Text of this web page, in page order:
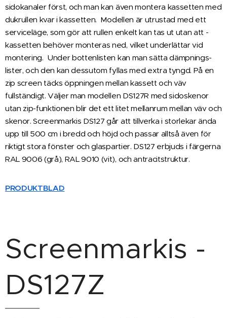
sidokanaler först, och man kan även montera ­kassetten med
duk­rullen kvar i kassetten. ­ Modellen är ­utrustad med ett
serviceläge, som gör att rullen enkelt kan tas ut utan att ­
kassetten behöver ­monteras ned, ­vilket underlättar vid
montering. ­ Under ­bottenlisten kan man sätta dämpnings­
lister, och den kan dessutom fyllas med ­extra tyngd. På en
zip screen täcks öppningen mellan ­kassett och väv
fullständigt. Väljer man modellen DS127R med sidoskenor
utan zip-funktionen blir det ett litet mellanrum mellan väv och
skenor. Screenmarkis DS127 går att tillverka i storlekar ända
upp till 500 cm i bredd och höjd och passar alltså även för
riktigt stora fönster och glaspartier. DS127 erbjuds i färgerna
RAL 9006 (grå), RAL 9010 (vit), och antracitstruktur.
PRODUKTBLAD
Screenmarkis -
DS127Z